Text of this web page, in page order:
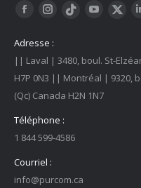
Trouvez nous sur :
FacebookInstagram
Tiktok YouTubeTwitter
Adresse :
|| Laval | 3480, boul. St-
H7P 0N3 || Montréal | 9320,
(Qc) Canada H2N 1N7
Téléphone :
1 844 599-4586
Courriel :
info@purcom.ca